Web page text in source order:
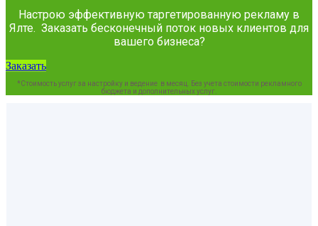
Настрою эффективную таргетированную рекламу в
Ялте. Заказать бесконечный поток новых клиентов для
вашего бизнеса?
Заказать
*Стоимость услуг за настройку и ведение в месяц. Без учета стоимости рекламного
бюджета и дополнительных услуг.